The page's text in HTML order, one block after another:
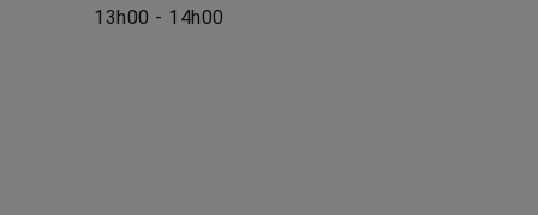
13h00 - 14h00